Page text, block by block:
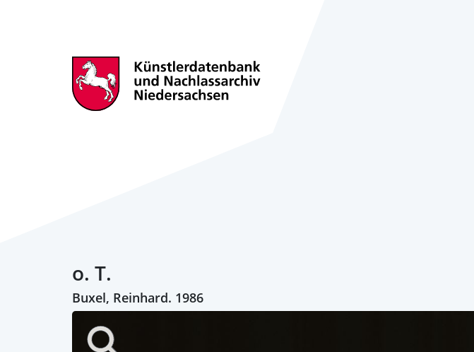
o. T.
Buxel, Reinhard. 1986